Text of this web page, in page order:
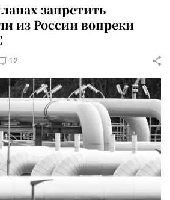
запретить
из России вопреки
12